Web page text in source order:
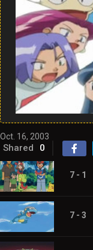
Oct. 16, 2003
Shared 0
7 - 1
7 - 3